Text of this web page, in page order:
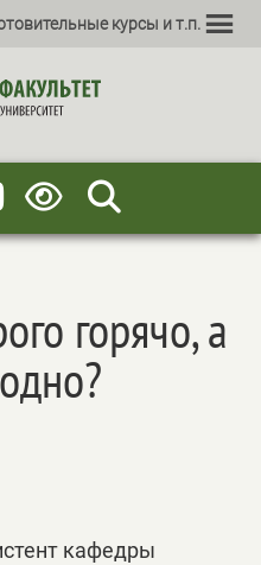
курсы и т.п.
горячо, а
кафедры